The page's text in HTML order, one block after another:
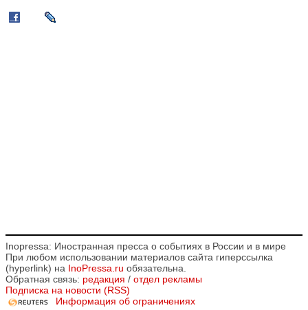
Inopressa: Иностранная пресса о событиях в России и в мире
При любом использовании материалов сайта гиперссылка
(hyperlink) на InoPressa.ru обязательна.
Обратная связь: редакция / отдел рекламы
Подписка на новости (RSS)
Информация об ограничениях